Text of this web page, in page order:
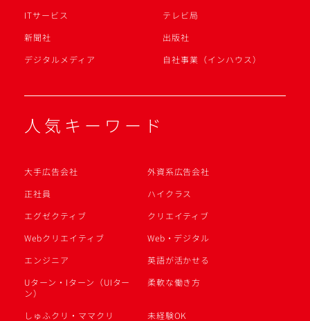
ITサービス
テレビ局
新聞社
出版社
デジタルメディア
自社事業（インハウス）
人気キーワード
大手広告会社
外資系広告会社
正社員
ハイクラス
エグゼクティブ
クリエイティブ
Webクリエイティブ
Web・デジタル
エンジニア
英語が活かせる
Uターン・Iターン（UIター
ン）
柔軟な働き方
しゅふクリ・ママクリ
未経験OK